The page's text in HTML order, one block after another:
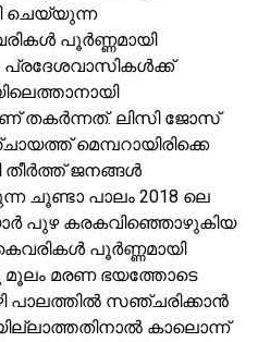
ചെയ്യുന്ന
പൂര്‍ണ്ണമായി
പ്രദേശവാസികള്‍ക്ക്
തകര്‍ന്നത്. ലിസി ജോസ്
മെമ്പറായിരിക്കെ
ജനങ്ങള്‍
ചൂണ്ടാ പാലം 2018 ലെ
പുഴ കരകവിഞ്ഞൊഴുകിയ
പൂര്‍ണ്ണമായി
മരണ ഭയത്തോടെ
സഞ്ചരിക്കാന്‍
കാലൊന്ന്